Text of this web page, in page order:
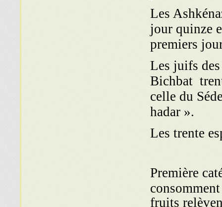
Les
jour quinze
premiers
Les juifs
Bichbat
celle du
hadar ».
Les trente
Première
fruits